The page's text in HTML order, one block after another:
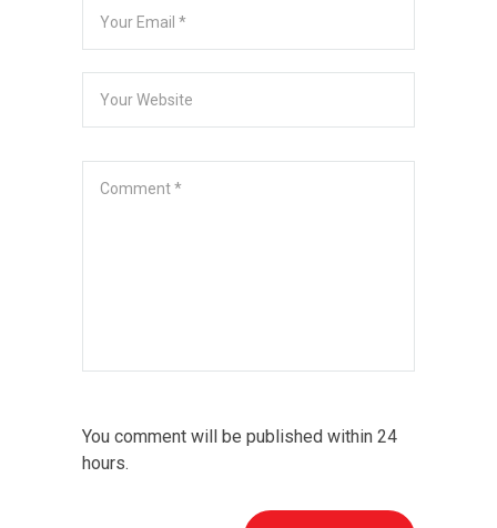
You comment will be published within 24
hours.